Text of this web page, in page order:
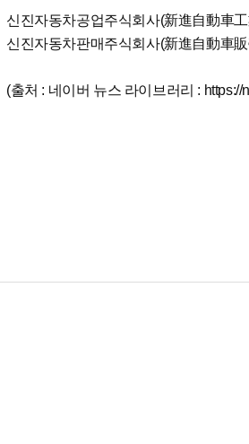
신진자동차공업주식회사(新進自動車
신진자동차판매주식회사(新進自動車
(출처 : 네이버 뉴스 라이브러리 : https://